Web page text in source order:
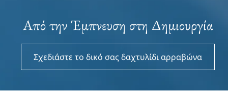
Από την Έμπνευση στη Δημιουργία
Σχεδιάστε το δικό σας δαχτυλίδι αρραβώνα